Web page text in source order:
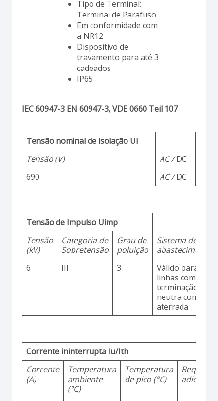
Tipo de Terminal:
Terminal de Parafuso
Em conformidade com
a NR12
Dispositivo de
travamento para até 3
cadeados
IP65
IEC 60947-3 EN 60947-3, VDE 0660 Teil 107
Tensão nominal de isolação Ui
Tensão (V)
AC /DC
690
AC /DC
Tensão de Impulso Uimp
Tensão
(kV)
Categoria de
Sobretensão
Grau de
poluição
Sistema de
abastecimento
6
III 3
Válido para
linhas com
terminação
neutra comum
aterrada
Corrente ininterrupta Iu/Ith
Corrente
(A)
Temperatura
ambiente
(°C)
Temperatura
de pico (°C)
adicionais